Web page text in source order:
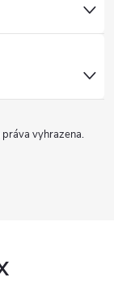
práva vyhrazena.